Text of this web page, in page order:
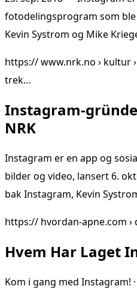
fotodelingsprogram som
Kevin Systrom og Mike
https:// www.nrk.no › kultur
trek…
Instagram-
NRK
Instagram er en app og
bilder og video, lansert 6.
bak Instagram, Kevin
https:// hvordan-apne.com ›
Hvem Har Laget
Kom i gang med Instagram!